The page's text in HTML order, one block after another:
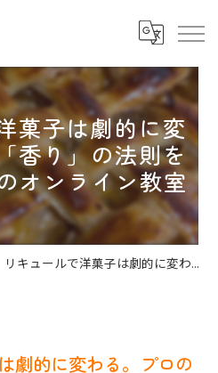
菓子は劇的に変
香り」の法則を
オンライン教室
リキュールで洋菓子は劇的に変わる。プロの「香り」の法則を学ぶ、en-yuiのオンライン教室
劇的に変わる。プロの